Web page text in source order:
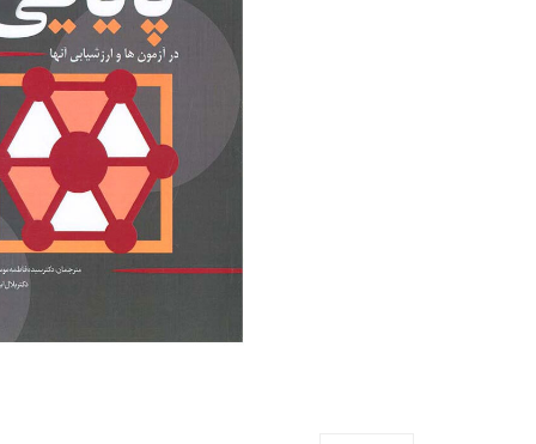
منابع آزمون استخدامی آموزگار ابتدایی
کتب